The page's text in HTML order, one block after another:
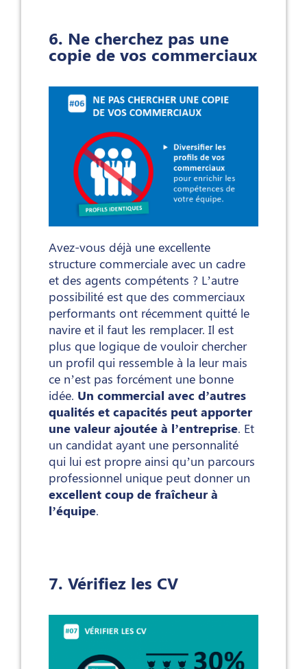
6. Ne cherchez pas une
copie de vos commerciaux
Avez-vous déjà une excellente
structure commerciale avec un cadre
et des agents compétents ? L’autre
possibilité est que des commerciaux
performants ont récemment quitté le
navire et il faut les remplacer. Il est
plus que logique de vouloir chercher
un profil qui ressemble à la leur mais
ce n’est pas forcément une bonne
idée. Un commercial avec d’autres
qualités et capacités peut apporter
une valeur ajoutée à l’entreprise. Et
un candidat ayant une personnalité
qui lui est propre ainsi qu’un parcours
professionnel unique peut donner un
excellent coup de fraîcheur à
l’équipe.
7. Vérifiez les CV